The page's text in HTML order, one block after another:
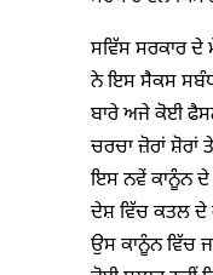
ਸਵਿੱਸ ਸਰਕਾਰ ਦੇ
ਨੇ ਇਸ ਸੈਕਸ
ਬਾਰੇ ਅਜੇ ਕੋਈ
ਚਰਚਾ ਜ਼ੋਰਾਂ ਸ਼ੋਰਾਂ
ਇਸ ਨਵੇਂ ਕਾਨੂੰਨ ਦੇ
ਦੇਸ਼ ਵਿੱਚ ਕਤਲ ਦੇ
ਉਸ ਕਾਨੂੰਨ ਵਿੱਚ